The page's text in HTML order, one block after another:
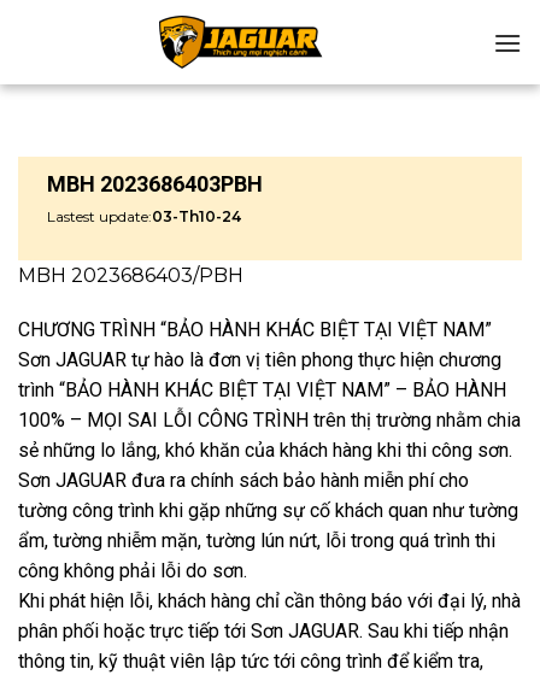
MBH 2023686403PBH
Lastest update:03-Th10-24
MBH 2023686403/PBH
CHƯƠNG TRÌNH “BẢO HÀNH KHÁC BIỆT TẠI VIỆT NAM”
Sơn JAGUAR tự hào là đơn vị tiên phong thực hiện chương
trình “BẢO HÀNH KHÁC BIỆT TẠI VIỆT NAM” – BẢO HÀNH
100% – MỌI SAI LỖI CÔNG TRÌNH trên thị trường nhằm chia
sẻ những lo lắng, khó khăn của khách hàng khi thi công sơn.
Sơn JAGUAR đưa ra chính sách bảo hành miễn phí cho
tường công trình khi gặp những sự cố khách quan như tường
ẩm, tường nhiễm mặn, tường lún nứt, lỗi trong quá trình thi
công không phải lỗi do sơn.
Khi phát hiện lỗi, khách hàng chỉ cần thông báo với đại lý, nhà
phân phối hoặc trực tiếp tới Sơn JAGUAR. Sau khi tiếp nhận
thông tin, kỹ thuật viên lập tức tới công trình để kiểm tra,